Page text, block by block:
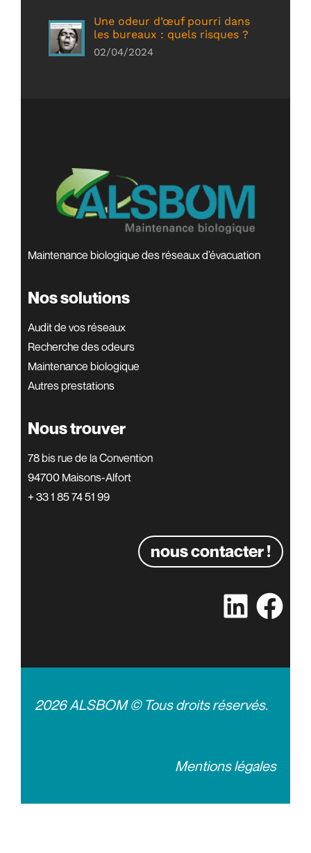
Une odeur d’œuf pourri dans
les bureaux : quels risques ?
02/04/2024
Maintenance biologique des réseaux d’évacuation
Nos solutions
Audit de vos réseaux
Recherche des odeurs
Maintenance biologique
Autres prestations
Nous trouver
78 bis rue de la Convention
94700 Maisons-Alfort
+ 33 1 85 74 51 99
nous contacter !
2026 ALSBOM © Tous droits réservés.
Mentions légales